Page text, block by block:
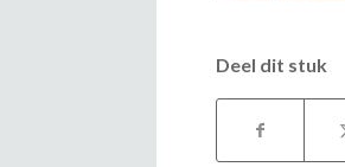
Deel dit stuk